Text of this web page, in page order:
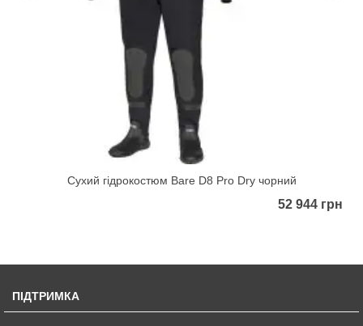
Сухий гідрокостюм Bare D8 Pro Dry чорний
52 944 грн
ПІДТРИМКА